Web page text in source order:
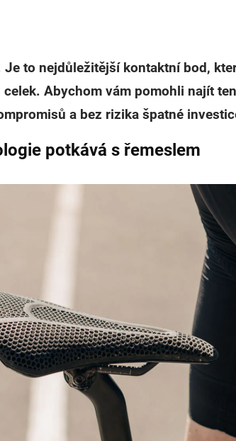
to nejdůležitější kontaktní bod,
Abychom vám pomohli najít
a bez rizika špatné
potkává s řemeslem